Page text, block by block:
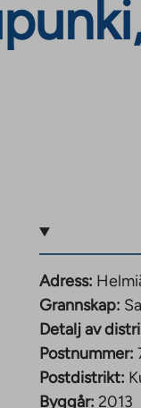
Adress:
Grannskap:
Detalj av
Postnummer:
Postdistrikt:
Byggår: 2013